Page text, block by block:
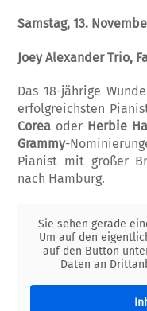
Samstag, 13.
Joey Alexander Trio,
Das 18-jährige
erfolgreichsten
Corea oder Herbie
Grammy-
Pianist mit großer
nach Hamburg.
Sie sehen gerade
Um auf den
auf den Button
Daten an